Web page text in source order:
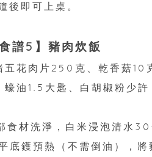
後即可上桌。
食譜5】豬肉炊飯
五花肉片250克、乾香菇10
蠔油1.5大匙、白胡椒粉少許
食材洗淨，白米浸泡清水
底鑊預熱（不需倒油），